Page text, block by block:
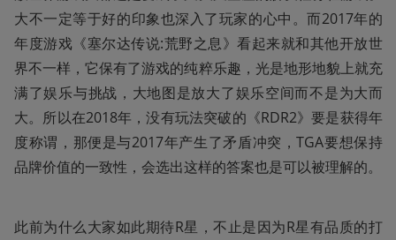
大不一定等于好的印象也深入了玩家的心中。而2017年的
年度游戏《塞尔达传说:荒野之息》看起来就和其他开放世
界不一样，它保有了游戏的纯粹乐趣，光是地形地貌上就充
满了娱乐与挑战，大地图是放大了娱乐空间而不是为大而
大。所以在2018年，没有玩法突破的《RDR2》要是获得年
度称谓，那便是与2017年产生了矛盾冲突，TGA要想保持
品牌价值的一致性，会选出这样的答案也是可以被理解的。
此前为什么大家如此期待R星，不止是因为R星有品质的打